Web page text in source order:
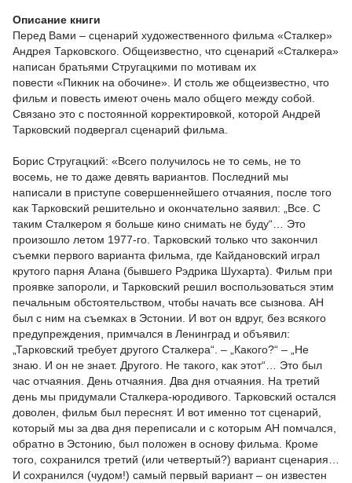
Описание книги
Перед Вами – сценарий художественного фильма «Сталкер»
Андрея Тарковского. Общеизвестно, что сценарий «Сталкера»
написан братьями Стругацкими по мотивам их
повести «Пикник на обочине». И столь же общеизвестно, что
фильм и повесть имеют очень мало общего между собой.
Связано это с постоянной корректировкой, которой Андрей
Тарковский подвергал сценарий фильма.
Борис Стругацкий: «Всего получилось не то семь, не то
восемь, не то даже девять вариантов. Последний мы
написали в приступе совершеннейшего отчаяния, после того
как Тарковский решительно и окончательно заявил: „Все. С
таким Сталкером я больше кино снимать не буду“… Это
произошло летом 1977-го. Тарковский только что закончил
съемки первого варианта фильма, где Кайдановский играл
крутого парня Алана (бывшего Рэдрика Шухарта). Фильм при
проявке запороли, и Тарковский решил воспользоваться этим
печальным обстоятельством, чтобы начать все сызнова. АН
был с ним на съемках в Эстонии. И вот он вдруг, без всякого
предупреждения, примчался в Ленинград и объявил:
„Тарковский требует другого Сталкера“. – „Какого?“ – „Не
знаю. И он не знает. Другого. Не такого, как этот“… Это был
час отчаяния. День отчаяния. Два дня отчаяния. На третий
день мы придумали Сталкера-юродивого. Тарковский остался
доволен, фильм был переснят. И вот именно тот сценарий,
который мы за два дня переписали и с которым АН помчался,
обратно в Эстонию, был положен в основу фильма. Кроме
того, сохранился третий (или четвертый?) вариант сценария…
И сохранился (чудом!) самый первый вариант – он известен